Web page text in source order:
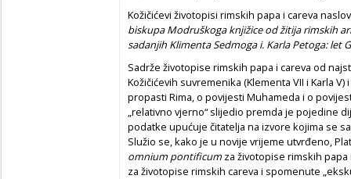
Kožičićevi životopisi rimskih papa i careva
biskupa Modruškoga knjižice od žitija rimskih
sadanjih Klimenta Sedmoga i. Karla Petoga: let
Sadrže životopise rimskih papa i careva od
Kožičićevih suvremenika (Klementa VII i Karla
propasti Rima, o povijesti Muhameda i o
„relativno vjerno“ slijedio premda je pojedine
podatke upućuje čitatelja na izvore kojima se
Služio se, kako je u novije vrijeme utvrđeno,
omnium pontificum za životopise rimskih
za životopise rimskih careva i spomenute